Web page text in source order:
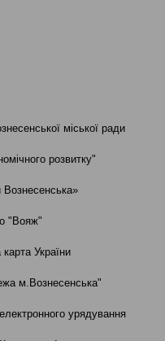
міської ради
розвитку"
"Вояж"
України
м.Вознесенська"
урядування